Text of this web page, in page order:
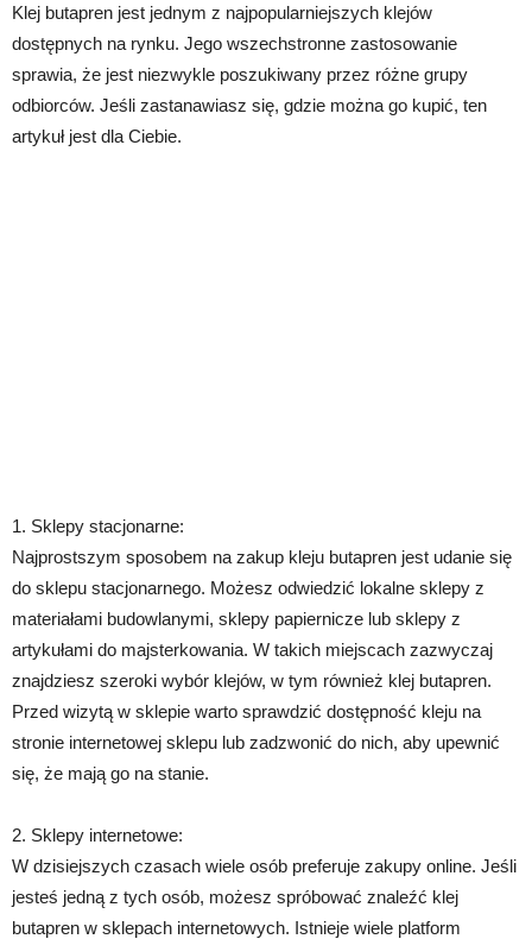
Klej butapren jest jednym z najpopularniejszych klejów
dostępnych na rynku. Jego wszechstronne zastosowanie
sprawia, że jest niezwykle poszukiwany przez różne grupy
odbiorców. Jeśli zastanawiasz się, gdzie można go kupić, ten
artykuł jest dla Ciebie.
1. Sklepy stacjonarne:
Najprostszym sposobem na zakup kleju butapren jest udanie się
do sklepu stacjonarnego. Możesz odwiedzić lokalne sklepy z
materiałami budowlanymi, sklepy papiernicze lub sklepy z
artykułami do majsterkowania. W takich miejscach zazwyczaj
znajdziesz szeroki wybór klejów, w tym również klej butapren.
Przed wizytą w sklepie warto sprawdzić dostępność kleju na
stronie internetowej sklepu lub zadzwonić do nich, aby upewnić
się, że mają go na stanie.
2. Sklepy internetowe:
W dzisiejszych czasach wiele osób preferuje zakupy online. Jeśli
jesteś jedną z tych osób, możesz spróbować znaleźć klej
butapren w sklepach internetowych. Istnieje wiele platform